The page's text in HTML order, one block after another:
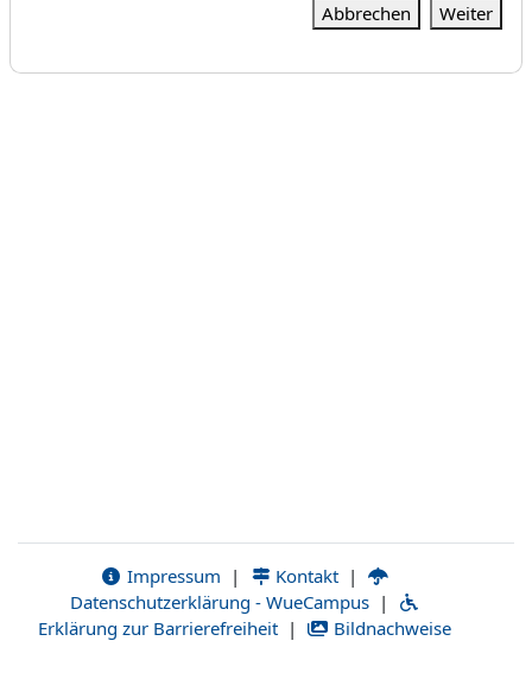
Abbrechen Weiter
Impressum | Kontakt |
Datenschutzerklärung - WueCampus |
Erklärung zur Barrierefreiheit | Bildnachweise